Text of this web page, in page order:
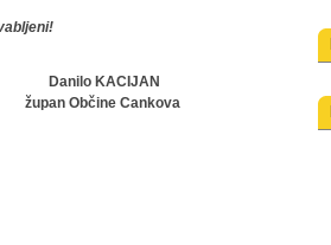
Danilo KACIJAN
župan Občine Cankova